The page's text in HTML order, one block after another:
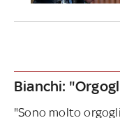
Bianchi:
"Sono molto